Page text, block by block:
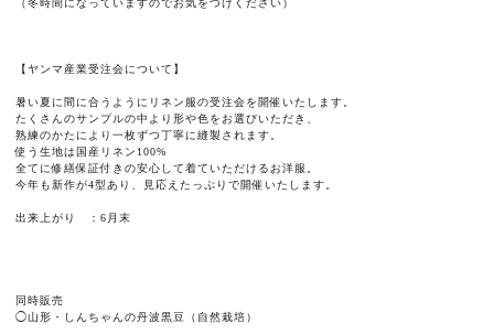
（冬時間になっていますのでお気をつけください）
【ヤンマ産業受注会について】
暑い夏に間に合うようにリネン服の受注会を開催いたします。
たくさんのサンプルの中より形や色をお選びいただき、
熟練のかたにより一枚ずつ丁寧に縫製されます。
使う生地は国産リネン100%
全てに修繕保証付きの安心して着ていただけるお洋服。
今年も新作が4型あり、見応えたっぷりで開催いたします。
出来上がり ：6月末
同時販売
◯山形・しんちゃんの丹波黒豆（自然栽培）